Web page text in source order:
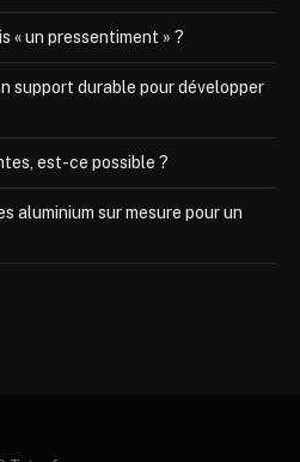
« un pressentiment » ?
support durable pour développer
est-ce possible ?
aluminium sur mesure pour un